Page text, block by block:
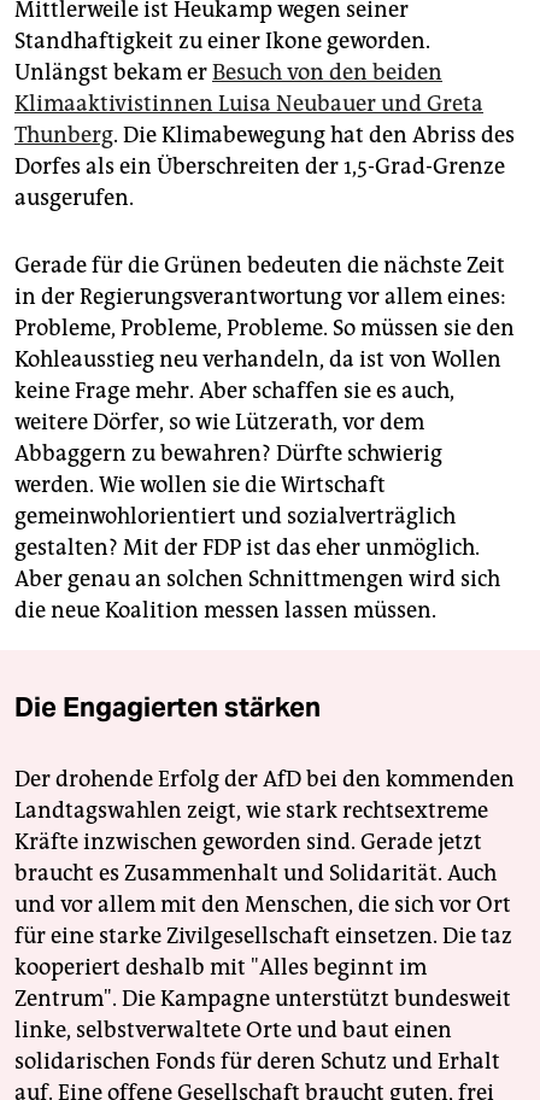
Mittlerweile ist Heukamp wegen seiner
Standhaftigkeit zu einer Ikone geworden.
Unlängst bekam erBesuch von den beiden
Klimaaktivistinnen Luisa Neubauer und Greta
Thunberg. Die Klimabewegung hat den Abriss des
Dorfes als ein Überschreiten der 1,5-Grad-Grenze
ausgerufen.
Gerade für die Grünen bedeuten die nächste Zeit
in der Regierungsverantwortung vor allem eines:
Probleme, Probleme, Probleme. So müssen sie den
Kohleausstieg neu verhandeln, da ist von Wollen
keine Frage mehr. Aber schaffen sie es auch,
weitere Dörfer, so wie Lützerath, vor dem
Abbaggern zu bewahren? Dürfte schwierig
werden. Wie wollen sie die Wirtschaft
gemeinwohlorientiert und sozialverträglich
gestalten? Mit der FDP ist das eher unmöglich.
Aber genau an solchen Schnittmengen wird sich
die neue Koalition messen lassen müssen.
Die Engagierten stärken
Der drohende Erfolg der AfD bei den kommenden
Landtagswahlen zeigt, wie stark rechtsextreme
Kräfte inzwischen geworden sind. Gerade jetzt
braucht es Zusammenhalt und Solidarität. Auch
und vor allem mit den Menschen, die sich vor Ort
für eine starke Zivilgesellschaft einsetzen. Die taz
kooperiert deshalb mit "Alles beginnt im
Zentrum". Die Kampagne unterstützt bundesweit
linke, selbstverwaltete Orte und baut einen
solidarischen Fonds für deren Schutz und Erhalt
auf. Eine offene Gesellschaft braucht guten, frei